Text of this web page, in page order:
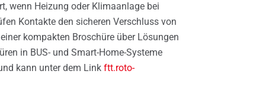
wenn Heizung oder Klimaanlage bei
Kontakte den sicheren Verschluss von
kompakten Broschüre über Lösungen
in BUS- und Smart-Home-Systeme
kann unter dem Link ftt.roto-